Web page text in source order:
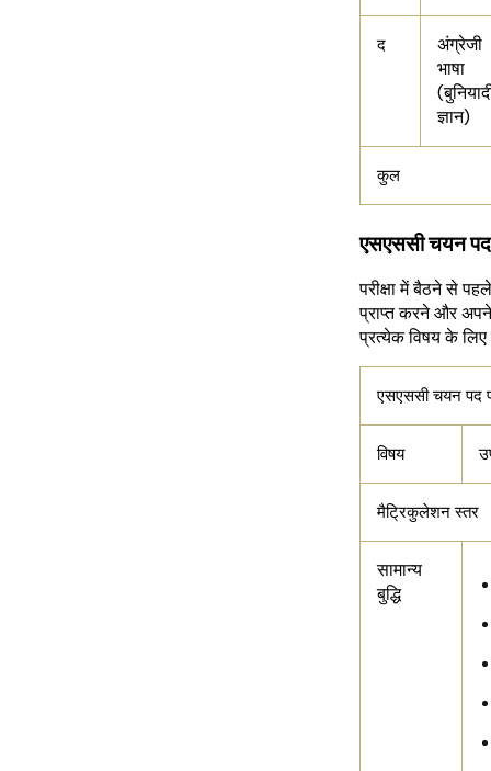
द
अंग्रेजी
भाषा
ज्ञान)
कुल
एसएससी चयन पद
परीक्षा में बैठने से
प्राप्त करने और
प्रत्येक विषय के
एसएससी चयन पद
विषय
मैट्रिकुलेशन स्तर
सामान्य
बुद्धि